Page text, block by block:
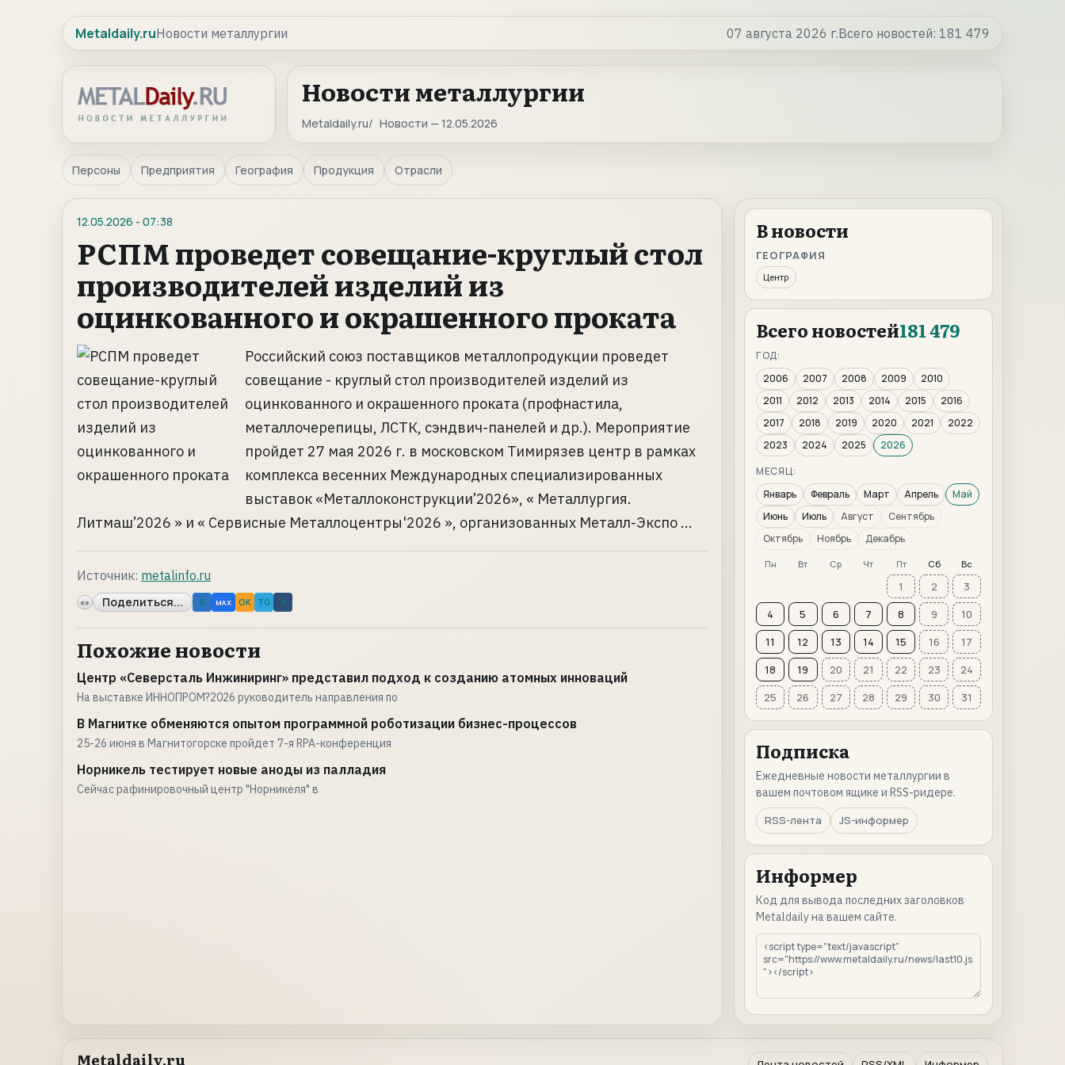
Metaldaily.ruНовости металлургии 07 августа 2026 г.Всего новостей: 181 479
Новости металлургии
Metaldaily.ru Новости — 12.05.2026
Персоны Предприятия География Продукция Отрасли
12.05.2026 - 07:38
РСПМ проведет совещание-круглый стол
производителей изделий из
оцинкованного и окрашенного проката
Российский союз поставщиков металлопродукции проведет
совещание - круглый стол производителей изделий из
оцинкованного и окрашенного проката (профнастила,
металлочерепицы, ЛСТК, сэндвич-панелей и др.). Мероприятие
пройдет 27 мая 2026 г. в московском Тимирязев центр в рамках
комплекса весенних Международных специализированных
выставок «Металлоконструкции’2026», « Металлургия.
Литмаш’2026 » и « Сервисные Металлоцентры'2026 », организованных Металл-Экспо ...
Источник: metalinfo.ru
«» Поделиться... B MAX OK TG ↗
Похожие новости
Центр «Северсталь Инжиниринг» представил подход к созданию атомных инноваций
На выставке ИННОПРОМ?2026 руководитель направления по
В Магнитке обменяются опытом программной роботизации бизнес-процессов
25-26 июня в Магнитогорске пройдет 7-я RPA-конференция
Норникель тестирует новые аноды из палладия
Сейчас рафинировочный центр "Норникеля" в
В новости
ГЕОГРАФИЯ
Центр
Всего новостей181 479
ГОД:
2006
2007 2008 2009
2010
2011
2012 2013 2014 2015
2016
2017
2018 2019 2020 2021
2022
2023
2024 2025
2026
МЕСЯЦ:
Январь
Февраль Март Апрель
Май
Июнь
Июль Август
Сентябрь
Октябрь
Ноябрь Декабрь
Пн Вт Ср Чт Пт Сб Вс
1 2
3
4
5 6 7 8 9
10
11
12 13 14 15 16
17
18
19 20 21 22 23
24
25
26 27 28 29 30 31
Подписка
Ежедневные новости металлургии в
вашем почтовом ящике и RSS-ридере.
RSS-лента
JS-информер
Информер
Код для вывода последних заголовков
Metaldaily на вашем сайте.
Metaldaily.ru